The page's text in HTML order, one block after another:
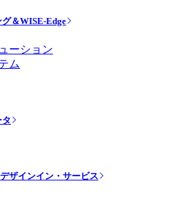
＆WISE-Edge
ーション
ム
ザインイン・サービス